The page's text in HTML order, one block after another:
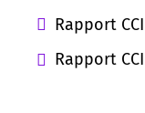
Rapport
Rapport